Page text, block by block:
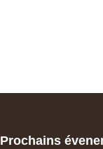
Prochains